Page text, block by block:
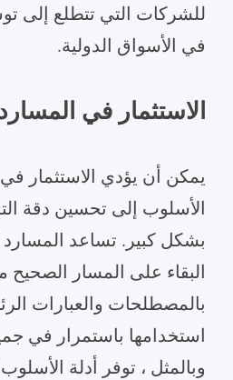
للشركات التي تتطلع إلى
في الأسواق الدولية.
الاستثمار في
يمكن أن يؤدي الاستثمار
الأسلوب إلى تحسين دقة
بشكل كبير. تساعد
البقاء على المسار الصحيح
بالمصطلحات والعبارات
استخدامها باستمرار في
وبالمثل ، توفر أدلة